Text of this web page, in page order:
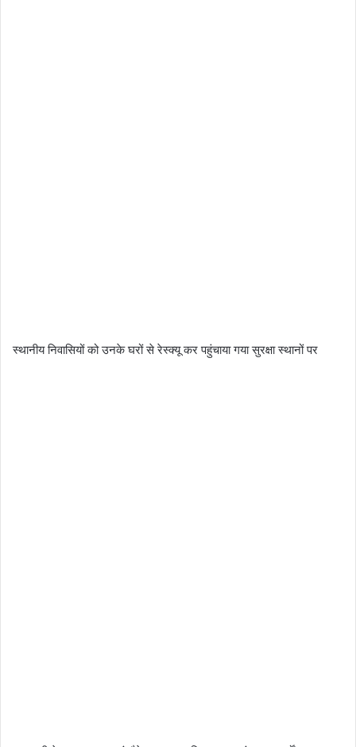
स्थानीय निवासियों को उनके घरों से रेस्क्यू कर पहुंचाया गया सुरक्षा स्थानों पर